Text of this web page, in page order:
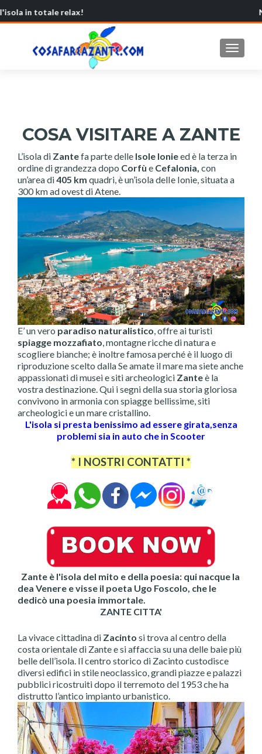
in totale relax!
COSA VISITARE A ZANTE
L’isola di Zantefa parte delle Isole Ionieed è la terza in
ordine di grandezza dopo Corfù e Cefalonia, con
un’area di405 km quadri, è un’isola delIe Ionie, situata a
300 km ad ovest di Atene.
E’ un vero paradiso naturalistico, offre ai turisti
spiagge mozzafiato, montagne ricche di natura e
scogliere bianche; è inoltre famosa perché è il luogo di
riproduzione scelto dalla Se amate il mare ma siete anche
appassionati di musei e siti archeologici Zanteè la
vostra destinazione. Qui i segni della sua storia gloriosa
convivono in armonia con spiagge bellissime, siti
archeologici e un mare cristallino.
L'isola si presta benissimo ad essere girata,senza
problemi sia in auto che in Scooter
* I NOSTRI CONTATTI *
Zante è l'isola del mito e della poesia: qui nacque la
dea Venere e visse il poeta Ugo Foscolo, che le
dedicò una poesia immortale.
ZANTE CITTA'
La vivace cittadina di Zacinto si trova al centro della
costa orientale di Zante e si affaccia su una delle baie più
belle dell’isola. Il centro storico di Zacinto custodisce
diversi edifici in stile neoclassico, grandi piazze e palazzi
pubblici ricostruiti dopo il terremoto del 1953 che ha
distrutto l’antico impianto urbanistico.